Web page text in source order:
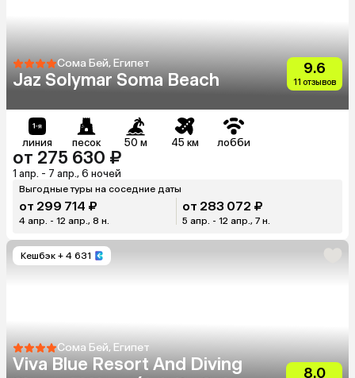
Сома Бей, Египет
Jaz Solymar Soma Beach
9.6
11 отзывов
линия песок 50 м 45 км лобби
от 275 630 ₽
1 апр. - 7 апр., 6 ночей
Выгодные туры на соседние даты
от 299 714 ₽
4 апр. - 12 апр., 8 н.
от 283 072 ₽
5 апр. - 12 апр., 7 н.
Кешбэк + 4 631
Сома Бей, Египет
Viva Blue Resort And Diving
8.0